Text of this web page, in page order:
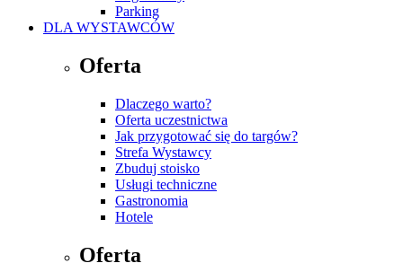
Parking
DLA WYSTAWCÓW
Oferta
Dlaczego warto?
Oferta uczestnictwa
Jak przygotować się do targów?
Strefa Wystawcy
Zbuduj stoisko
Usługi techniczne
Gastronomia
Hotele
Oferta